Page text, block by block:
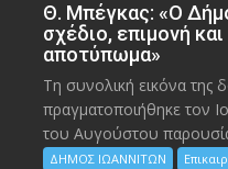
Θ. Μπέγκας: «Ο
σχέδιο, επιμονή
αποτύπωμα»
Τη συνολική εικόνα της
πραγματοποιήθηκε τον
του Αυγούστου
ΔΗΜΟΣ ΙΩΑΝΝΙΤΩΝ